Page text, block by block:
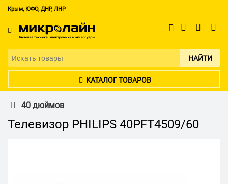
Крым, ЮФО, ДНР, ЛНР
НАЙТИ
КАТАЛОГ ТОВАРОВ
40 дюймов
Телевизор PHILIPS 40PFT4509/60